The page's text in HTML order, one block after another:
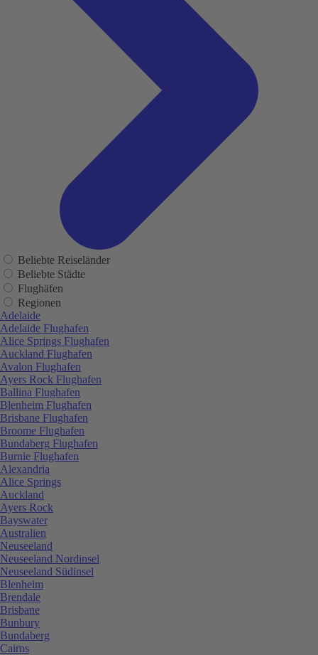
Beliebte Reiseländer
Beliebte Städte
Flughäfen
Regionen
Adelaide
Adelaide Flughafen
Alice Springs Flughafen
Auckland Flughafen
Avalon Flughafen
Ayers Rock Flughafen
Ballina Flughafen
Blenheim Flughafen
Brisbane Flughafen
Broome Flughafen
Bundaberg Flughafen
Burnie Flughafen
Alexandria
Alice Springs
Auckland
Ayers Rock
Bayswater
Australien
Neuseeland
Neuseeland Nordinsel
Neuseeland Südinsel
Blenheim
Brendale
Brisbane
Bunbury
Bundaberg
Cairns